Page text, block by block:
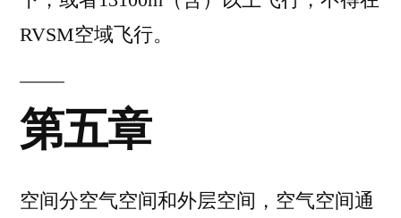
RVSM空域飞行。
第五章
空间分空气空间和外层空间，空气空间通